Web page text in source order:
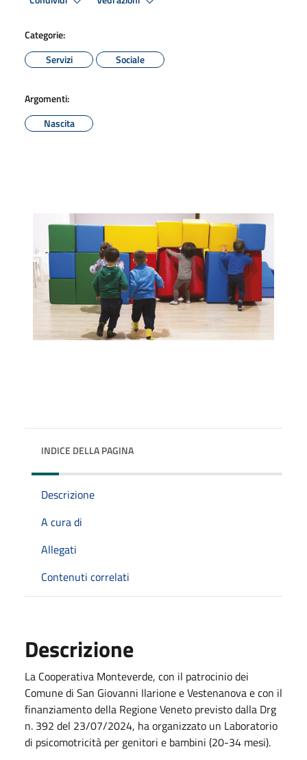
Categorie:
Servizi
Sociale
Argomenti:
Nascita
INDICE DELLA PAGINA
Descrizione
A cura di
Allegati
Contenuti correlati
Descrizione
La Cooperativa Monteverde, con il patrocinio dei
Comune di San Giovanni Ilarione e Vestenanova e con il
finanziamento della Regione Veneto previsto dalla Drg
n. 392 del 23/07/2024, ha organizzato un Laboratorio
di psicomotricità per genitori e bambini (20-34 mesi).